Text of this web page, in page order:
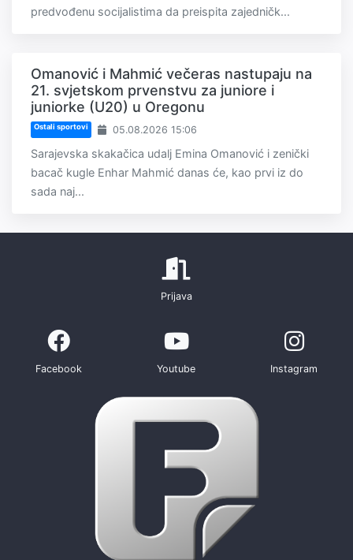
predvođenu socijalistima da preispita zajedničk...
Omanović i Mahmić večeras nastupaju na
21. svjetskom prvenstvu za juniore i
juniorke (U20) u Oregonu
Ostali sportovi 05.08.2026 15:06
Sarajevska skakačica udalj Emina Omanović i zenički
bacač kugle Enhar Mahmić danas će, kao prvi iz do
sada naj...
Prijava
Facebook Youtube Instagram